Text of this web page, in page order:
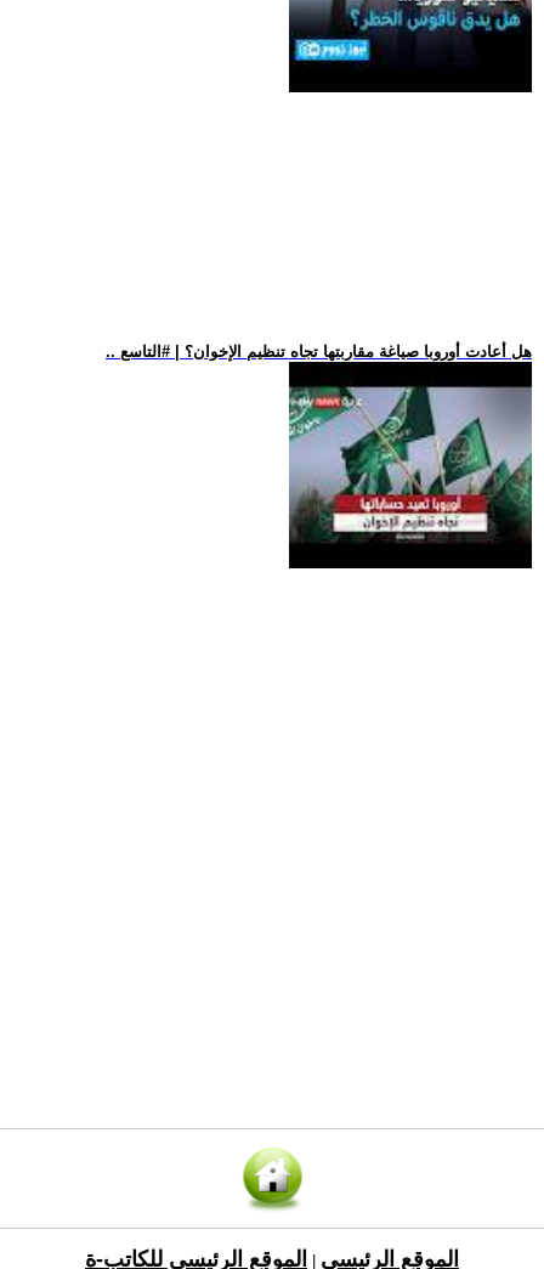
.. هل أعادت أوروبا صياغة مقاربتها تجاه تنظيم الإخوان؟ | #التاسع
الموقع الرئيسي الموقع الرئيسي للكاتب-ة